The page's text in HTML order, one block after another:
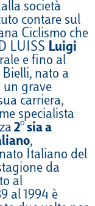
società
contare sul
Ciclismo che
LUISS Luigi
e fino al
nato a
un grave
carriera,
specialista
2° sia a
,
Italiano del
da
al
al 1994 è